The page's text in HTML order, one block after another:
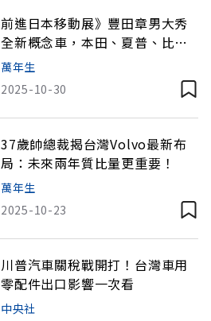
前進日本移動展》豐田章男大秀
全新概念車，本田、夏普、比亞
迪首度亮相
萬年生
2025-10-30
37歲帥總裁揭台灣Volvo最新布
局：未來兩年質比量更重要！
萬年生
2025-10-23
川普汽車關稅戰開打！台灣車用
零配件出口影響一次看
中央社